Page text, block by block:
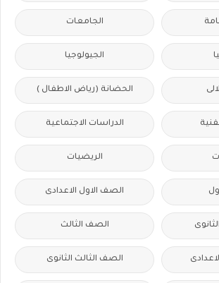
الجامعات
الجيولوجيا
الحضانة (رياض الاطفال )
الدراسات الاجتماعية
الريضيات
الصف الاول الاعدادى
الصف الثالث
الصف الثالث الثانوى